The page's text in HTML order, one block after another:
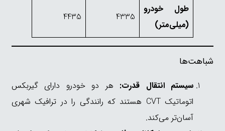
طول خودرو
(میلی‌متر)
4335
4435
شباهت‌ها
سیستم انتقال قدرت: هر دو خودرو دارای گیربکس
اتوماتیک CVT هستند که رانندگی را در ترافیک شهری
آسان‌تر می‌کند.